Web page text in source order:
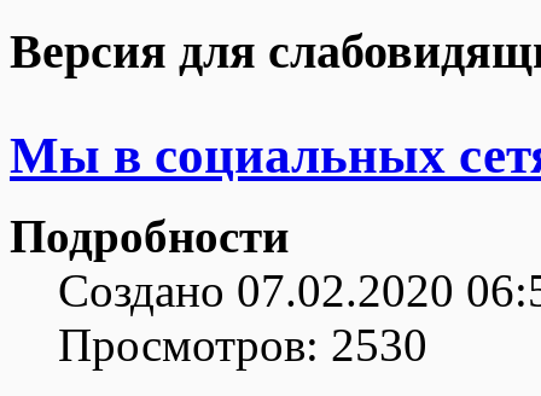
Версия для
Мы в социальных
Подробности
Создано 07.02.2020
Просмотров: 2530